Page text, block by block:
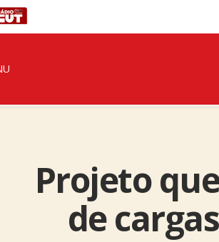
Projeto
de